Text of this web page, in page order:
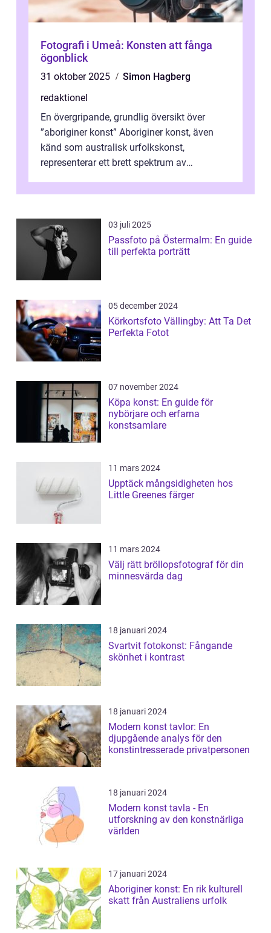
Fotografi i Umeå: Konsten att fånga
ögonblick
31 oktober 2025
Simon Hagberg
redaktionel
En övergripande, grundlig översikt över
”aboriginer konst” Aboriginer konst, även
känd som australisk urfolkskonst,
representerar ett brett spektrum av
03 juli 2025
Passfoto på Östermalm: En guide
till perfekta porträtt
05 december 2024
Körkortsfoto Vällingby: Att Ta Det
Perfekta Fotot
07 november 2024
Köpa konst: En guide för
nybörjare och erfarna
konstsamlare
11 mars 2024
Upptäck mångsidigheten hos
Little Greenes färger
11 mars 2024
Välj rätt bröllopsfotograf för din
minnesvärda dag
18 januari 2024
Svartvit fotokonst: Fångande
skönhet i kontrast
18 januari 2024
Modern konst tavlor: En
djupgående analys för den
konstintresserade privatpersonen
18 januari 2024
Modern konst tavla - En
utforskning av den konstnärliga
världen
17 januari 2024
Aboriginer konst: En rik kulturell
skatt från Australiens urfolk